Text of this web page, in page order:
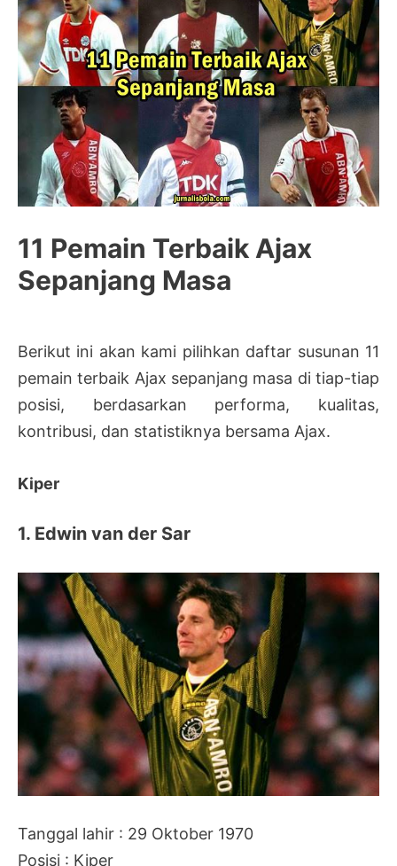
11 Pemain Terbaik Ajax
Sepanjang Masa
Berikut ini akan kami pilihkan daftar susunan 11
pemain terbaik Ajax sepanjang masa di tiap-tiap
posisi, berdasarkan performa, kualitas,
kontribusi, dan statistiknya bersama Ajax.
Kiper
1. Edwin van der Sar
Tanggal lahir : 29 Oktober 1970
Posisi : Kiper